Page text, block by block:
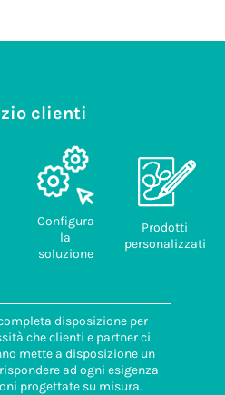
clienti
Configura
la
soluzione
Prodotti
personalizzati
disposizione per
che clienti e partner ci
mette a disposizione un
ad ogni esigenza
progettate su misura.